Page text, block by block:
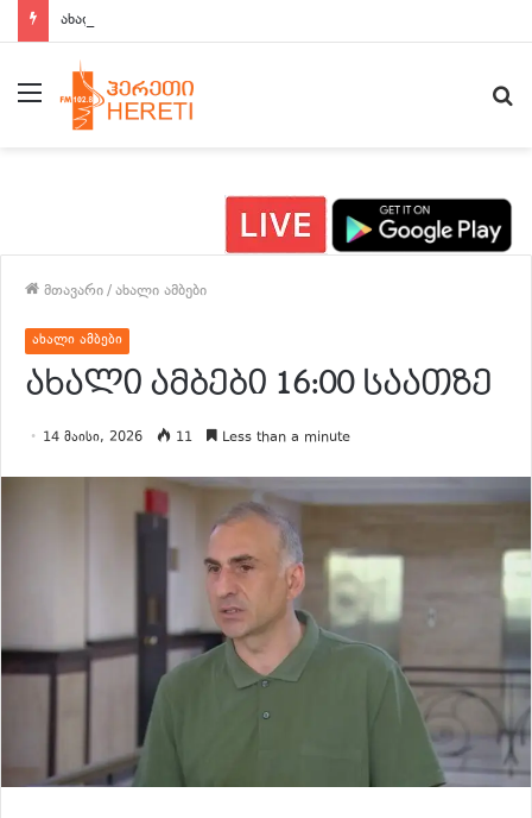
ახალი ამბები 15:00 საათზე
მენიუ
მთავარი/ახალი ამბები
ახალი ამბები
ახალი ამბები 16:00 საათზე
14 მაისი, 2026 11 Less than a minute